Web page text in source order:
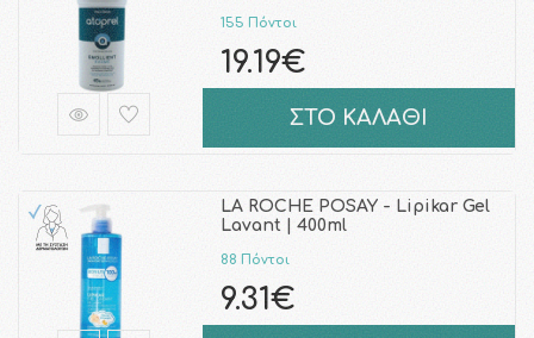
155 Πόντοι
19.19€
ΣΤΟ ΚΑΛΑΘΙ
LA ROCHE POSAY - Lipikar Gel
Lavant | 400ml
88 Πόντοι
9.31€